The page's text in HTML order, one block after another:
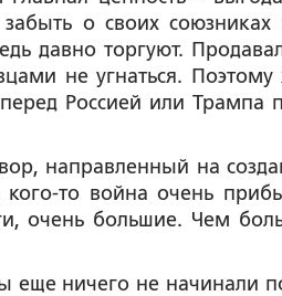
о своих
давно торгуют.
не угнаться. Поэтому
Россией или Трампа
направленный на
кого-то война очень
очень большие. Чем
еще ничего не начинали